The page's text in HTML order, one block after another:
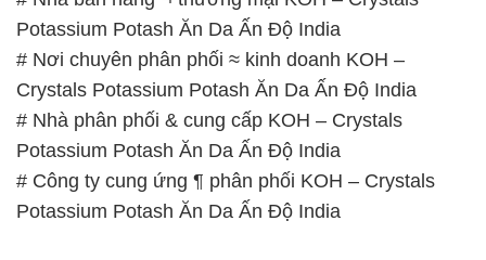
Potassium Potash Ăn Da Ấn Độ India
# Công ty cung ứng ¶ phân phối KOH – Crystals
Potassium Potash Ăn Da Ấn Độ India
📞PHÒNG KINH DOANH – CÔNG TY HÓA CHẤT
ĐẮC TRƯỜNG PHÁT 🌐
🌐 Website: https://hoachatmientay.com/